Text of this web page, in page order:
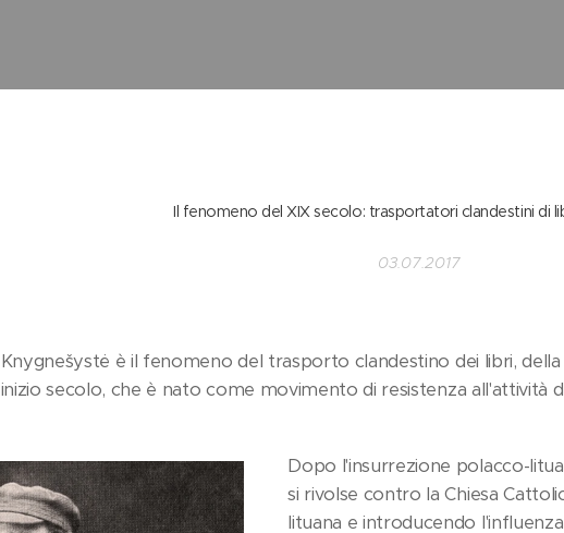
Il fenomeno del XIX secolo: trasportatori clandestini di
03.07.2017
Knygnešystė è il fenomeno del trasporto clandestino dei libri,
inizio secolo, che è nato come movimento di resistenza all'attività
Dopo l'insurrezione polacco-
si rivolse contro la Chiesa
lituana e introducendo